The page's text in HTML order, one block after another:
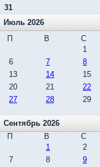
31
Июль 2026
П
В С
1
6
7 8
13
14 15
20
21 22
27
28 29
Сентябрь 2026
П
В С
1
2
7
8 9